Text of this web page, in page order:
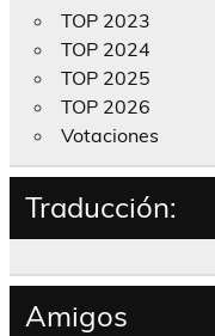
TOP 2023
TOP 2024
TOP 2025
TOP 2026
Votaciones
Traducción:
Amigos